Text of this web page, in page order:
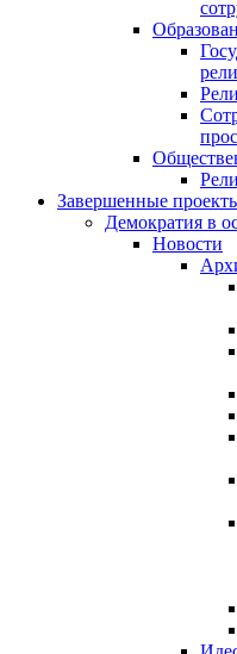
Завершенные
Демократия в
Новости